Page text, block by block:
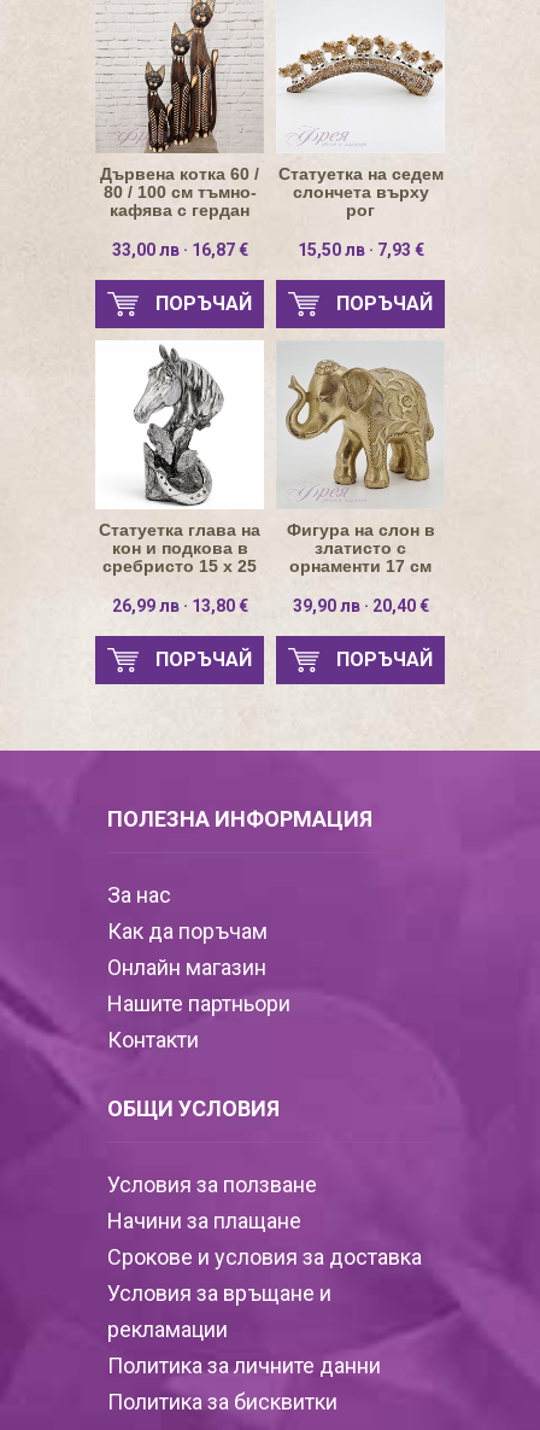
Дървена котка 60 /
80 / 100 см тъмно-
кафява с гердан
33,00 лв · 16,87 €
ПОРЪЧАЙ
Статуетка на седем
слончета върху
рог
15,50 лв · 7,93 €
ПОРЪЧАЙ
Статуетка глава на
кон и подкова в
сребристо 15 x 25
26,99 лв · 13,80 €
ПОРЪЧАЙ
Фигура на слон в
златисто с
орнаменти 17 см
39,90 лв · 20,40 €
ПОРЪЧАЙ
ПОЛЕЗНА ИНФОРМАЦИЯ
За нас
Как да поръчам
Онлайн магазин
Нашите партньори
Контакти
ОБЩИ УСЛОВИЯ
Условия за ползване
Начини за плащане
Срокове и условия за доставка
Условия за връщане и
рекламации
Политика за личните данни
Политика за бисквитки